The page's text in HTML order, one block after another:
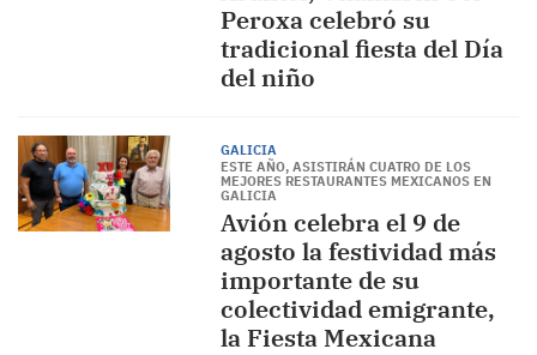
Peroxa celebró su
tradicional fiesta del Día
del niño
GALICIA
ESTE AÑO, ASISTIRÁN CUATRO DE LOS
MEJORES RESTAURANTES MEXICANOS EN
GALICIA
Avión celebra el 9 de
agosto la festividad más
importante de su
colectividad emigrante,
la Fiesta Mexicana